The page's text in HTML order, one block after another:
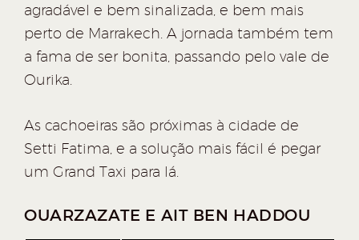
agradável e bem sinalizada, e bem mais
perto de Marrakech. A jornada também tem
a fama de ser bonita, passando pelo vale de
Ourika.
As cachoeiras são próximas à cidade de
Setti Fatima, e a solução mais fácil é pegar
um Grand Taxi para lá.
OUARZAZATE E AIT BEN HADDOU